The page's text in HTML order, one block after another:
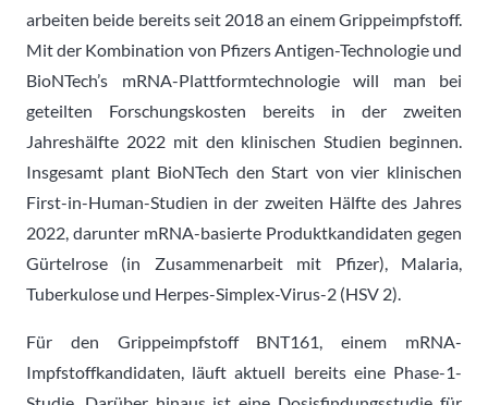
arbeiten beide bereits seit 2018 an einem Grippeimpfstoff.
Mit der Kombination von Pfizers Antigen-Technologie und
BioNTech’s mRNA-Plattformtechnologie will man bei
geteilten Forschungskosten bereits in der zweiten
Jahreshälfte 2022 mit den klinischen Studien beginnen.
Insgesamt plant BioNTech den Start von vier klinischen
First-in-Human-Studien in der zweiten Hälfte des Jahres
2022, darunter mRNA-basierte Produktkandidaten gegen
Gürtelrose (in Zusammenarbeit mit Pfizer), Malaria,
Tuberkulose und Herpes-Simplex-Virus-2 (HSV 2).
Für den Grippeimpfstoff BNT161, einem mRNA-
Impfstoffkandidaten, läuft aktuell bereits eine Phase-1-